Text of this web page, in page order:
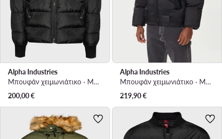
Alpha Industries
Μπουφάν χειμωνιάτικο · Μαύρο
200,00€
Alpha Industries
Μπουφάν χειμωνιάτικο · Μαύρο
219,90€